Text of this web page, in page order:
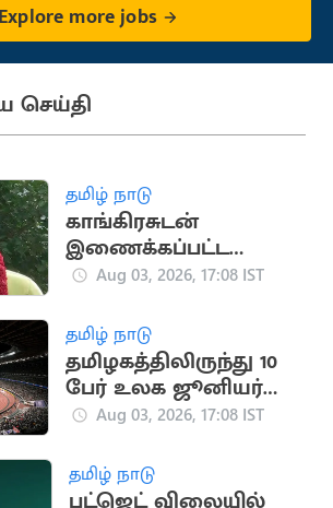
Explore more jobs
செய்தி
தமிழ் நாடு
காங்கிரசுடன்
இணைக்கப்பட்ட
தமிழ்நாடு
வரலாறு
Aug 03, 2026, 17:08 IST
தமிழ் நாடு
தமிழகத்திலிருந்து 10
பேர் உலக ஜூனியர்
தடகள அணிக்கு
Aug 03, 2026, 17:08 IST
தமிழ் நாடு